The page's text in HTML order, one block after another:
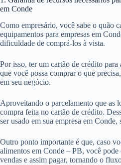
em Conde
Como empresário, você sabe o quão
equipamentos para empresas em
dificuldade de comprá-los à vista.
Por isso, ter um cartão de crédito para
que você possa comprar o que
em seu negócio.
Aproveitando o parcelamento que as
compra feita no cartão de crédito.
ser usado em sua empresa em
Outro ponto importante é que, caso
alimentos em Conde – PB, você pode
vendas e assim pagar, tornando o